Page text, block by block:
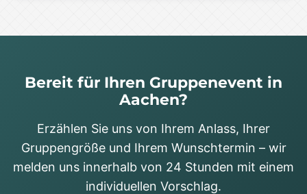
Bereit für Ihren Gruppenevent in
Aachen?
Erzählen Sie uns von Ihrem Anlass, Ihrer
Gruppengröße und Ihrem Wunschtermin – wir
melden uns innerhalb von 24 Stunden mit einem
individuellen Vorschlag.